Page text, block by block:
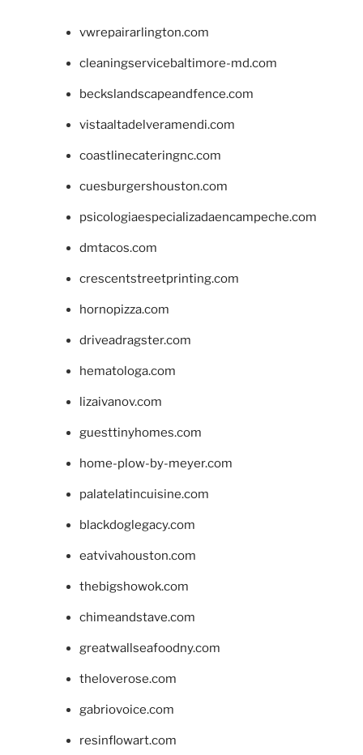
vwrepairarlington.com
cleaningservicebaltimore-md.com
beckslandscapeandfence.com
vistaaltadelveramendi.com
coastlinecateringnc.com
cuesburgershouston.com
psicologiaespecializadaencampeche.com
dmtacos.com
crescentstreetprinting.com
hornopizza.com
driveadragster.com
hematologa.com
lizaivanov.com
guesttinyhomes.com
home-plow-by-meyer.com
palatelatincuisine.com
blackdoglegacy.com
eatvivahouston.com
thebigshowok.com
chimeandstave.com
greatwallseafoodny.com
theloverose.com
gabriovoice.com
resinflowart.com